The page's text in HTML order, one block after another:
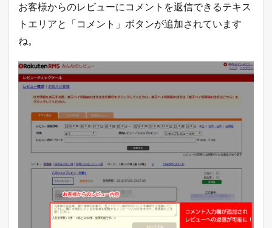
お客様からのレビューにコメントを返信できるテキス
トエリアと「コメント」ボタンが追加されています
ね。